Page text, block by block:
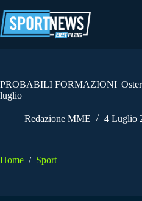
al
contenuto
PROBABILI FORMAZIONI|
luglio
Redazione MME 4 Luglio
Home / Sport